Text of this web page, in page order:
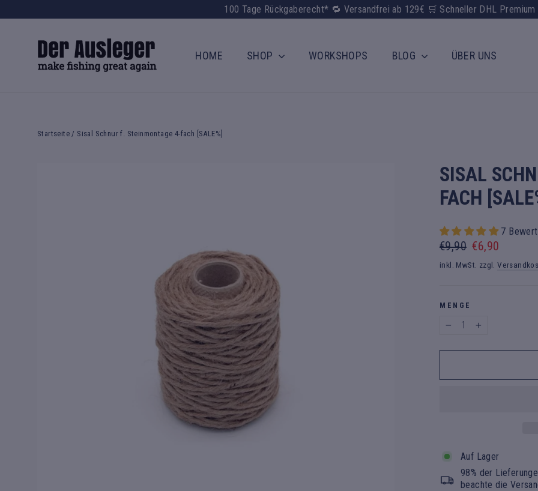
zum
100 Tage Rückgaberecht* 🔁 Versandfrei ab 129€ 🛒 Schneller DHL Premium
HOME SHOP WORKSHOPS BLOG ÜBER UNS
Startseite / Sisal Schnur f. Steinmontage 4-fach [SALE%]
SISAL
FACH
7
Normaler
Preis
€9,90 Sonderpreis
€6,90
inkl. MwSt. zzgl.
MENGE
Auf Lager
98% der
beachte die